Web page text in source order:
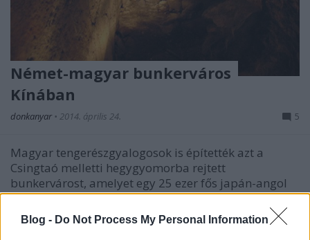
Blog - Do Not Process My Personal Information
Német-magyar bunkerváros
Kínában
donkanyar • 2014. április 24. 5
Magyar tengerészgyalogosok is építették azt a
Csingtaó melletti hegygyomorba rejtett
bunkervárost, amelyet egy 25 ezer fős japán-angol
kontingens 1914-ben megtámadott. A két hónapig
tartó harcok során 56 magyar tengerész maradt
életben. A csingtaói német, osztrák-magyar